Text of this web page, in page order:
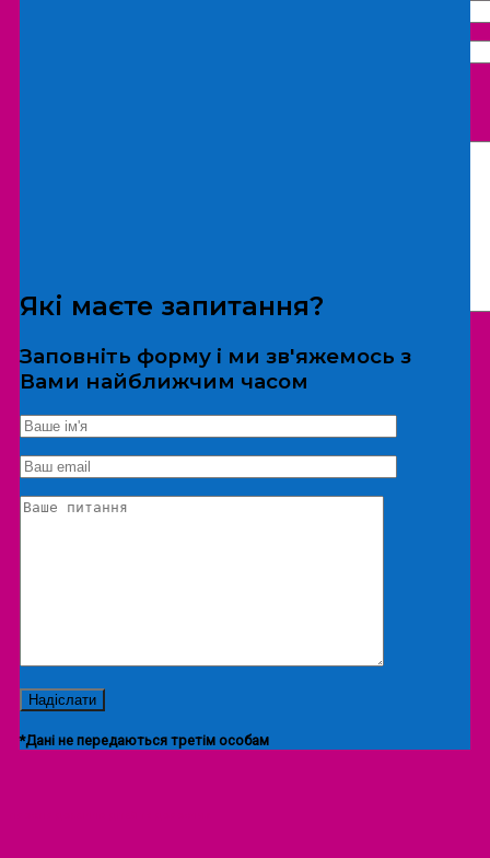
*Дані не передаються третім особам
Екскурсія/локація
Які маєте запитання?
Заповніть форму і ми зв'яжемось з
Вами найближчим часом
*Дані не передаються третім особам